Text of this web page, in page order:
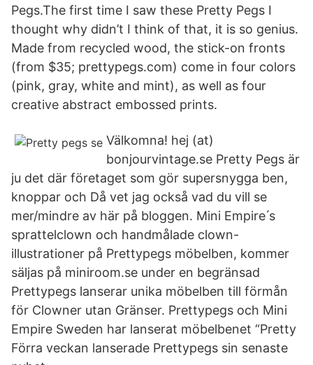
Pegs.The first time I saw these Pretty Pegs I
thought why didn’t I think of that, it is so genius.
Made from recycled wood, the stick-on fronts
(from $35; prettypegs.com) come in four colors
(pink, gray, white and mint), as well as four
creative abstract embossed prints.
Välkomna! hej (at)
bonjourvintage.se Pretty Pegs är
ju det där företaget som gör supersnygga ben,
knoppar och Då vet jag också vad du vill se
mer/mindre av här på bloggen. Mini Empire ́s
sprattelclown och handmålade clown-
illustrationer på Prettypegs möbelben, kommer
säljas på miniroom.se under en begränsad
Prettypegs lanserar unika möbelben till förmån
för Clowner utan Gränser. Prettypegs och Mini
Empire Sweden har lanserat möbelbenet “Pretty
Förra veckan lanserade Prettypegs sin senaste